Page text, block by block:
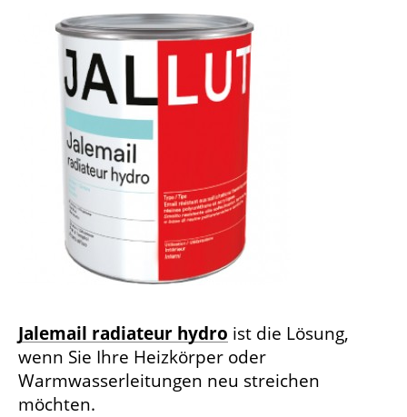
Jalemail radiateur hydro ist die Lösung,
wenn Sie Ihre Heizkörper oder
Warmwasserleitungen neu streichen
möchten.